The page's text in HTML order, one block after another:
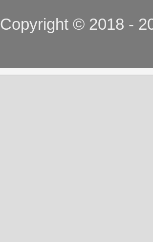
Copyright © 2018 -